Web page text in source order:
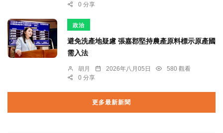
0 分享
政治
避免洗產地疑慮 張嘉郡堅持農產原料標示原產國
需入法
胡月 2026年八月05日
580 觀看
0 分享
更多最新新聞